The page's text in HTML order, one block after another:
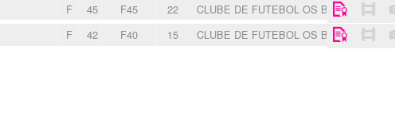
F 45 F45 22 CLUBE DE FUTEBOL OS BELENENSES
F 42 F40 15 CLUBE DE FUTEBOL OS BELENENSES